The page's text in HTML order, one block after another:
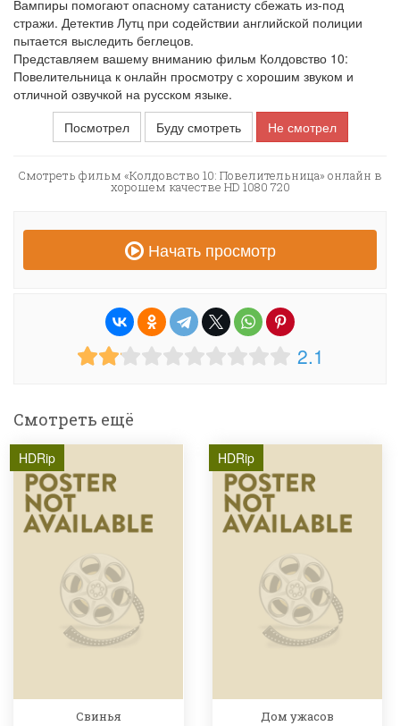
Вампиры помогают опасному сатанисту сбежать из-под
стражи. Детектив Лутц при содействии английской полиции
пытается выследить беглецов.
Представляем вашему вниманию фильм Колдовство 10:
Повелительница к онлайн просмотру с хорошим звуком и
отличной озвучкой на русском языке.
Посмотрел
Буду смотреть Не смотрел
Смотреть фильм «Колдовство 10: Повелительница» онлайн в
хорошем качестве HD 1080 720
Начать просмотр
2.1
Смотреть ещё
HDRip
Свинья
HDRip
Дом ужасов